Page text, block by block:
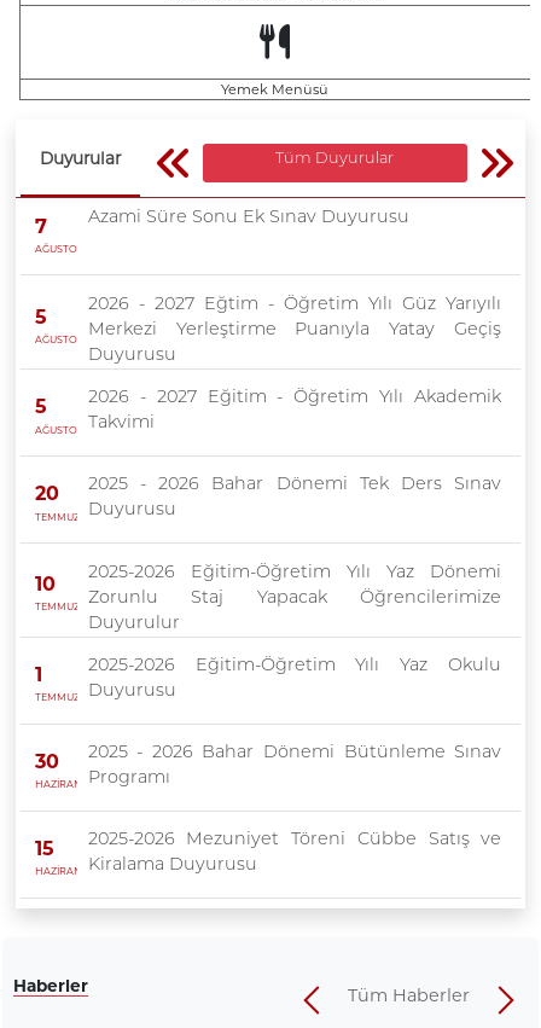
Yemek Menüsü
Duyurular Tüm Duyurular
7
AĞUSTOS
Azami Süre Sonu Ek Sınav Duyurusu
5
AĞUSTOS
2026 - 2027 Eğtim - Öğretim Yılı Güz Yarıyılı
Merkezi Yerleştirme Puanıyla Yatay Geçiş
Duyurusu
5
AĞUSTOS
2026 - 2027 Eğitim - Öğretim Yılı Akademik
Takvimi
20
TEMMUZ
2025 - 2026 Bahar Dönemi Tek Ders Sınav
Duyurusu
10
TEMMUZ
2025-2026 Eğitim-Öğretim Yılı Yaz Dönemi
Zorunlu Staj Yapacak Öğrencilerimize
Duyurulur
1
TEMMUZ
2025-2026 Eğitim-Öğretim Yılı Yaz Okulu
Duyurusu
30
HAZİRAN
2025 - 2026 Bahar Dönemi Bütünleme Sınav
Programı
15
HAZİRAN
2025-2026 Mezuniyet Töreni Cübbe Satış ve
Kiralama Duyurusu
Haberler Tüm Haberler